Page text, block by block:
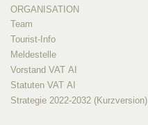
ORGANISATION
Team
Tourist-Info
Meldestelle
Vorstand VAT AI
Statuten VAT AI
Strategie 2022-2032 (Kurzversion)